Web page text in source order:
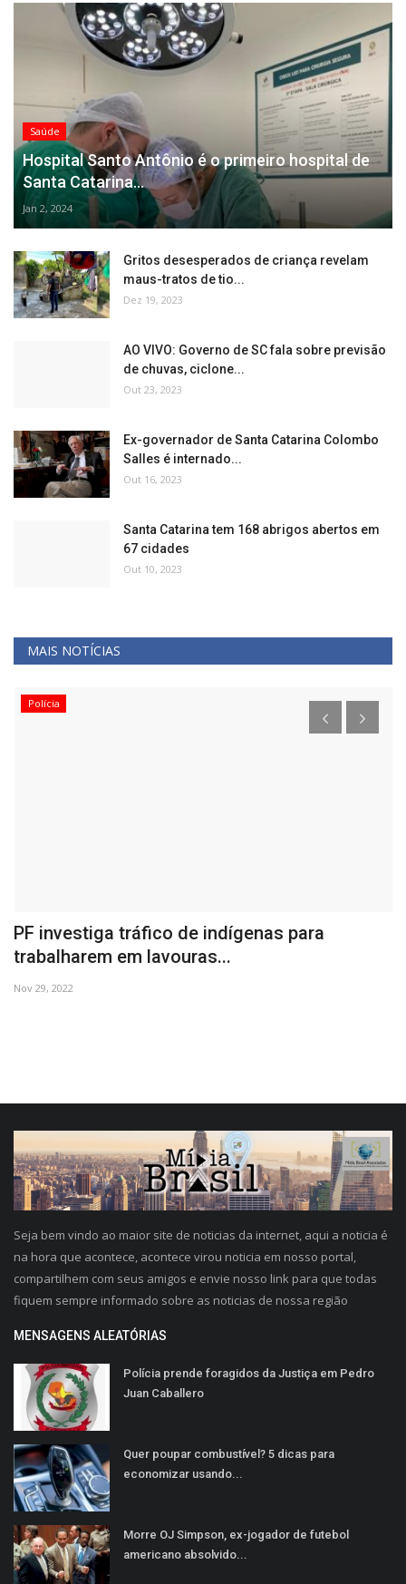
Saúde
Hospital Santo Antônio é o primeiro hospital de
Santa Catarina...
Jan 2, 2024
Gritos desesperados de criança revelam
maus-tratos de tio...
Dez 19, 2023
AO VIVO: Governo de SC fala sobre previsão
de chuvas, ciclone...
Out 23, 2023
Ex-governador de Santa Catarina Colombo
Salles é internado...
Out 16, 2023
Santa Catarina tem 168 abrigos abertos em
67 cidades
Out 10, 2023
MAIS NOTÍCIAS
Polícia
PF investiga tráfico de indígenas para
trabalharem em lavouras...
Nov 29, 2022
Seja bem vindo ao maior site de noticias da internet, aqui a noticia é
na hora que acontece, acontece virou noticia em nosso portal,
compartilhem com seus amigos e envie nosso link para que todas
fiquem sempre informado sobre as noticias de nossa região
MENSAGENS ALEATÓRIAS
Polícia prende foragidos da Justiça em Pedro
Juan Caballero
Quer poupar combustível? 5 dicas para
economizar usando...
Morre OJ Simpson, ex-jogador de futebol
americano absolvido...